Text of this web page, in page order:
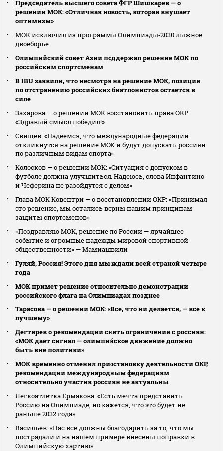
Председатель высшего совета ФГР Шишкарев — о
решении МОК: «Отличная новость, которая внушает
оптимизм»
МОК исключил из программы Олимпиады‑2030 лыжное
двоеборье
Олимпийский совет Азии поддержал решение МОК по
российским спортсменам
В IBU заявили, что несмотря на решение МОК, позиция
по отстранению российских биатлонистов остается в
силе
Захарова — о решении МОК восстановить права ОКР:
«Здравый смысл победил!»
Свищев: «Надеемся, что международные федерации
откликнутся на решение МОК и будут допускать россиян
по различным видам спорта»
Колосков — о решении МОК: «Ситуация с допуском в
футболе должна улучшиться. Надеюсь, слова Инфантино
и Чеферина не разойдутся с делом»
Глава МОК Ковентри — о восстановлении ОКР: «Принимая
это решение, мы остались верны нашим принципам
защиты спортсменов»
«Поздравляю МОК, решение по России — ярчайшее
событие и огромные надежды мировой спортивной
общественности» — Мамиашвили
Гуляй, Россия! Этого дня мы ждали всей страной четыре
года
МОК примет решение относительно демонстрации
российского флага на Олимпиадах позднее
Тарасова — о решении МОК: «Все, что ни делается, — все к
лучшему»
Дегтярев о рекомендации снять ограничения с россиян:
«МОК дает сигнал — олимпийское движение должно
быть вне политики»
МОК временно отменил приостановку деятельности ОКР,
рекомендации международным федерациям
относительно участия россиян не актуальны
Легкоатлетка Ермакова: «Есть мечта представить
Россию на Олимпиаде, но кажется, что это будет не
раньше 2032 года»
Васильев: «Нас все должны благодарить за то, что мы
пострадали и на нашем примере внесены поправки в
Олимпийскую хартию»